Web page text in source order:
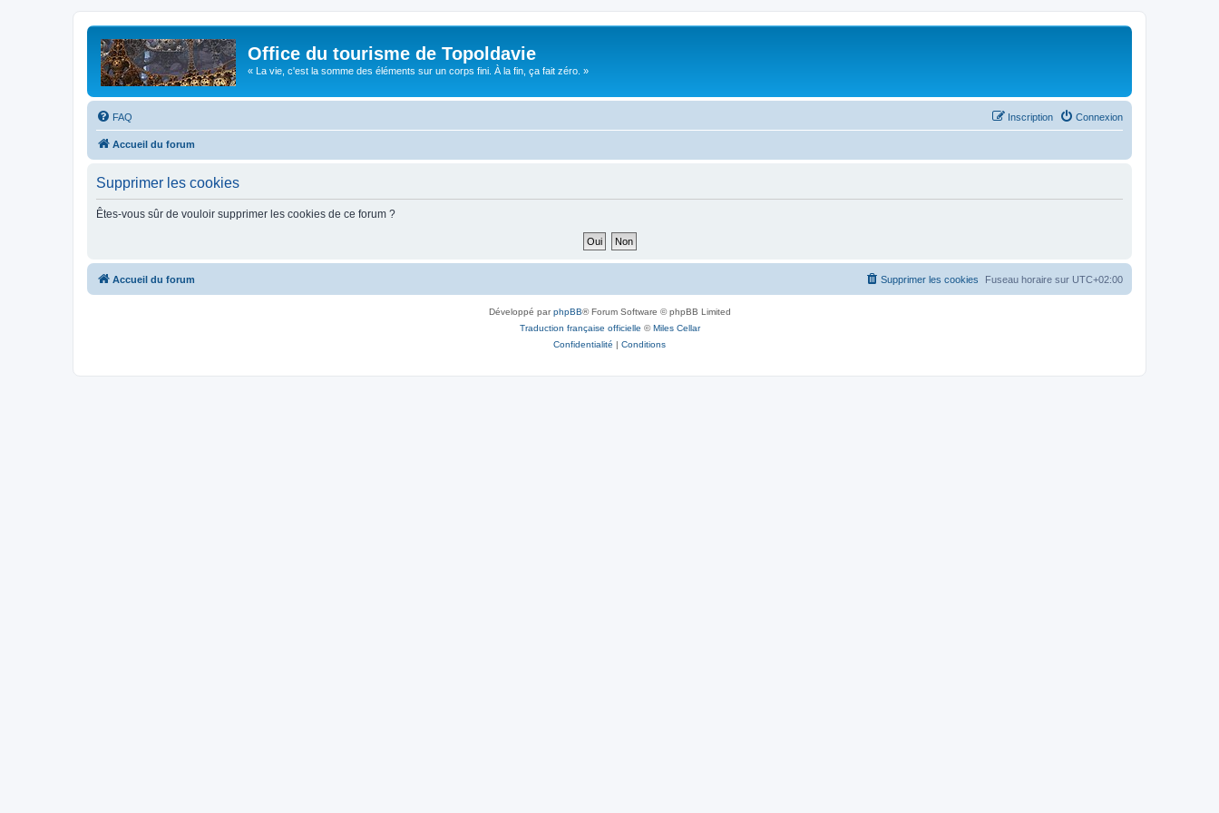
Office du tourisme de Topoldavie
« La vie, c'est la somme des éléments sur un corps fini. À la fin, ça fait zéro. »
FAQ Connexion
Inscription
Accueil du forum
Supprimer les cookies
Êtes-vous sûr de vouloir supprimer les cookies de ce forum ?
Accueil du forum Fuseau horaire sur UTC+02:00
Supprimer les cookies
Développé parphpBB® Forum Software © phpBB Limited
Traduction française officielle ©Miles Cellar
Confidentialité | Conditions